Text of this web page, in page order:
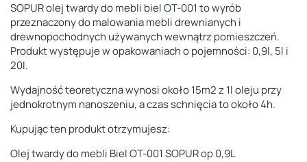
SOPUR olej twardy do mebli biel OT-001 to wyrób
przeznaczony do malowania mebli drewnianych i
drewnopochodnych używanych wewnątrz pomieszczeń.
Produkt występuje w opakowaniach o pojemności: 0,9l, 5l i
20l.
Wydajność teoretyczna wynosi około 15m2 z 1l oleju przy
jednokrotnym nanoszeniu, a czas schnięcia to około 4h.
Kupując ten produkt otrzymujesz:
Olej twardy do mebli Biel OT-001 SOPUR op 0,9L